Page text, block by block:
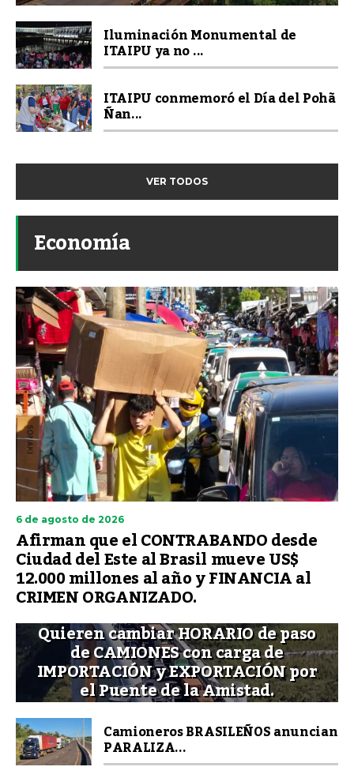
Iluminación Monumental de
ITAIPU ya no ...
ITAIPU conmemoró el Día del Pohã
Ñan...
VER TODOS
Economía
6 de agosto de 2026
Afirman que el CONTRABANDO desde
Ciudad del Este al Brasil mueve US$
12.000 millones al año y FINANCIA al
CRIMEN ORGANIZADO.
Quieren cambiar HORARIO de paso
de CAMIONES con carga de
IMPORTACIÓN y EXPORTACIÓN por
el Puente de la Amistad.
Camioneros BRASILEÑOS anuncian
PARALIZA...